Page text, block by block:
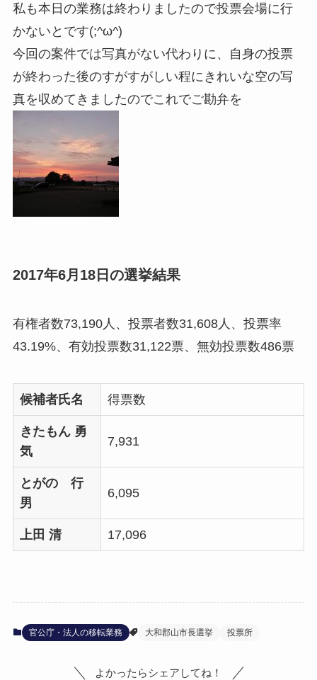
私も本日の業務は終わりましたので投票会場に行
かないとです(;^ω^)
今回の案件では写真がない代わりに、自身の投票
が終わった後のすがすがしい程にきれいな空の写
真を収めてきましたのでこれでご勘弁を
2017年6月18日の選挙結果
有権者数73,190人、投票者数31,608人、投票率
43.19%、有効投票数31,122票、無効投票数486票
候補者氏名 得票数
きたもん 勇
気
7,931
とがの 行
男
6,095
上田 清 17,096
官公庁・法人の移転業務 大和郡山市長選挙 投票所
よかったらシェアしてね！